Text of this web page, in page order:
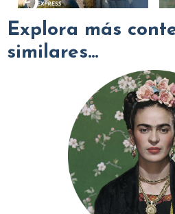
Explora más
similares...